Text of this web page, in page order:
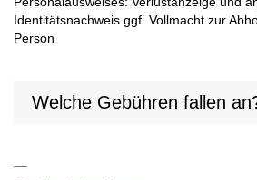
Identitätsnachweis ggf. Vollmacht zur
Person
Welche Gebühren fallen